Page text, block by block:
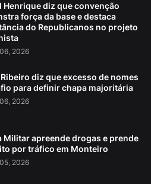
Henrique diz que convenção
força da base e destaca
do Republicanos no projeto
2026
diz que excesso de nomes
para definir chapa majoritária
2026
Militar apreende drogas e prende
por tráfico em Monteiro
2026